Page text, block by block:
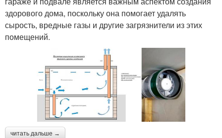
здорового дома, поскольку она помогает удалять
сырость, вредные газы и другие загрязнители из этих
помещений.
читать дальше →